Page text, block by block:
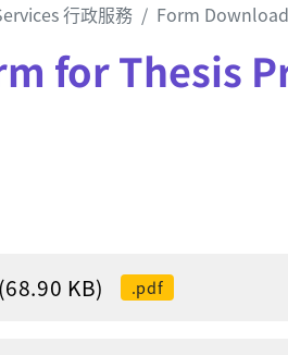
行政服務 Form
for Thesis
KB) .pdf